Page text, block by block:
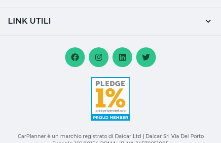
LINK UTILI
CarPlanner è un marchio registrato di Daicar Ltd | Daicar Srl Via Del Porto